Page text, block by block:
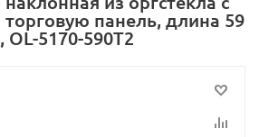
панель, длина 59
OL-5170-590T2